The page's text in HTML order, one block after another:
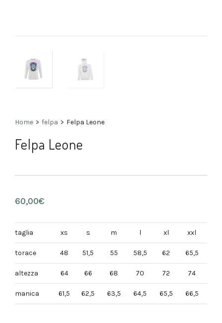
Home > felpa > Felpa Leone
Felpa Leone
60,00€
taglia xs s m l xl xxl
torace 48 51,5 55 58,5 62 65,5
altezza 64 66 68 70 72 74
manica 61,5 62,5 63,5 64,5 65,5 66,5